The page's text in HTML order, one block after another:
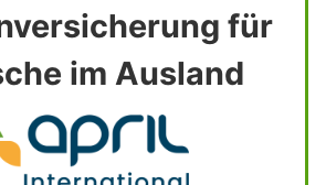
für
im Ausland